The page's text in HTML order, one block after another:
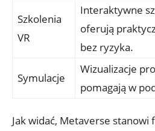
Szkolenia
VR
Interaktywne
oferują
bez ryzyka.
Symulacje
Wizualizacje
pomagają w
Jak widać, Metaverse stanowi